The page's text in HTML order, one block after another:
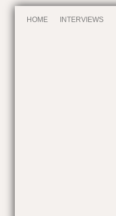
HOME INTERVIEWS